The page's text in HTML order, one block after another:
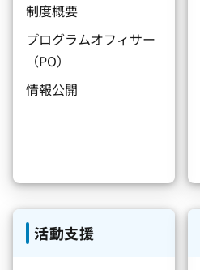
制度概要
プログラムオフィサー
（PO）
情報公開
活動支援